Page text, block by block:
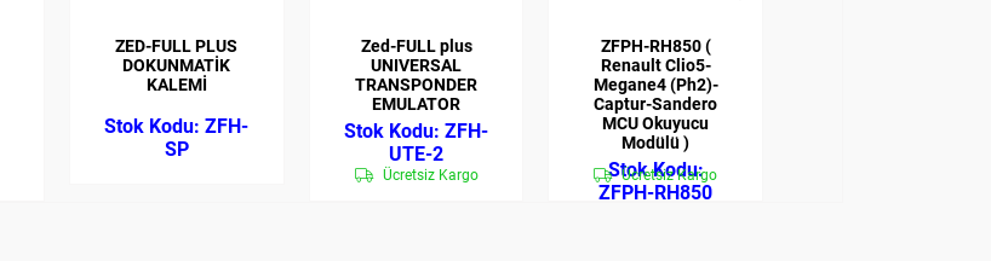
ZED-FULL PLUS
DOKUNMATİK
KALEMİ
ZFH-
SP
Zed-FULL plus
UNIVERSAL
TRANSPONDER
EMULATOR
ZFH-
UTE-2
Ücretsiz Kargo
ZFPH-RH850 (
Renault Clio5-
Megane4 (Ph2)-
Captur-Sandero
MCU Okuyucu
Modülü )
ZFPH-RH850
Ücretsiz Kargo